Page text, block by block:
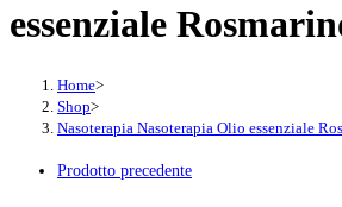
essenziale
Home>
Shop>
Nasoterapia Nasoterapia Olio essenziale
Prodotto precedente